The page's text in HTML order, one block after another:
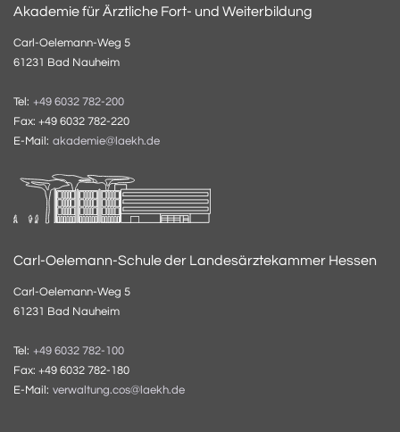
Akademie für Ärztliche Fort- und Weiterbildung
Carl-Oelemann-Weg 5
61231 Bad Nauheim
Tel: +49 6032 782-200
Fax: +49 6032 782-220
E-Mail: akademie@laekh.de
Carl-Oelemann-Schule der Landesärztekammer Hessen
Carl-Oelemann-Weg 5
61231 Bad Nauheim
Tel: +49 6032 782-100
Fax: +49 6032 782-180
E-Mail: verwaltung.cos@laekh.de